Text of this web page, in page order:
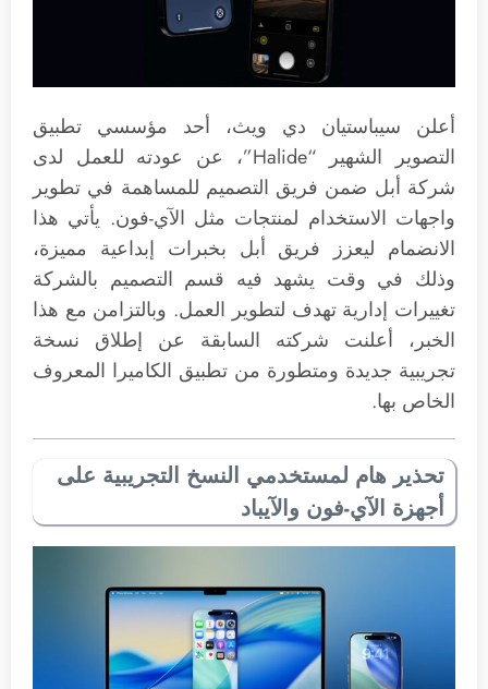
أعلن سيباستيان دي ويث، أحد مؤسسي تطبيق
التصوير الشهير “Halide”، عن عودته للعمل لدى
شركة أبل ضمن فريق التصميم للمساهمة في تطوير
واجهات الاستخدام لمنتجات مثل الآي-فون. يأتي هذا
الانضمام ليعزز فريق أبل بخبرات إبداعية مميزة،
وذلك في وقت يشهد فيه قسم التصميم بالشركة
تغييرات إدارية تهدف لتطوير العمل. وبالتزامن مع هذا
الخبر، أعلنت شركته السابقة عن إطلاق نسخة
تجريبية جديدة ومتطورة من تطبيق الكاميرا المعروف
الخاص بها.
تحذير هام لمستخدمي النسخ التجريبية على
أجهزة الآي-فون والآيباد